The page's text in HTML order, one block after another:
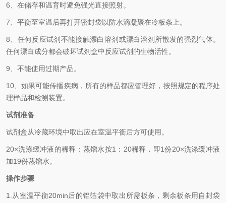
6、 在储存和温育时避免强光直接照射。
7、 平衡至室温后再打开密封袋以防水滴凝聚在冷板条上。
8、 任何反应试剂不能接触漂白溶剂或漂白溶剂所散发的强烈气体。
任何漂白成分都会破坏试剂盒中反应试剂的生物活性。
9、 不能使用过期产品。
10、如果可能传播疾病，所有的样品都应管理好，按照规定的程序处
理样品和检测装置。
试剂准备
试剂盒从冷藏环境中取出应在室温平衡后方可使用。
20×洗涤缓冲液的稀释：蒸馏水按1：20稀释，即1份20×洗涤缓冲液
加19份蒸馏水。
操作步骤
1. 从室温平衡20min后的铝箔袋中取出所需板条，剩余板条用自封袋